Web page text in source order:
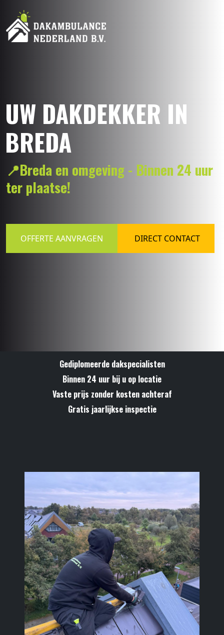
UW DAKDEKKER IN
BREDA
📍Breda en omgeving - Binnen 24 uur
ter plaatse!
OFFERTE AANVRAGEN DIRECT CONTACT
Gediplomeerde dakspecialisten
Binnen 24 uur bij u op locatie
Vaste prijs zonder kosten achteraf
Gratis jaarlijkse inspectie